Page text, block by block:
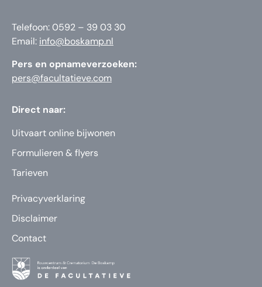
Telefoon: 0592 – 39 03 30
Email: info@boskamp.nl
Pers en opnameverzoeken:
pers@facultatieve.com
Direct naar:
Uitvaart online bijwonen
Formulieren & flyers
Tarieven
Privacyverklaring
Disclaimer
Contact